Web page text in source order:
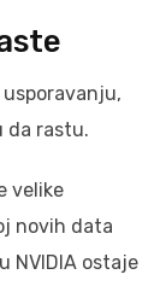
da rastu.
velike
novih data
NVIDIA ostaje